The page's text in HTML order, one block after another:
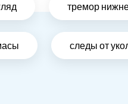
тремор
следы от